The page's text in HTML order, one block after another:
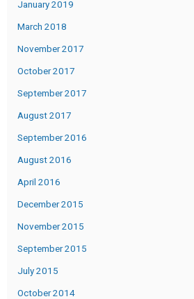
January 2019
March 2018
November 2017
October 2017
September 2017
August 2017
September 2016
August 2016
April 2016
December 2015
November 2015
September 2015
July 2015
October 2014